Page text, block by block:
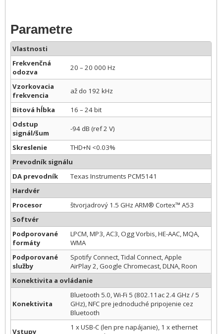
Parametre
Vlastnosti
Frekvenčná
odozva
20 – 20 000 Hz
Vzorkovacia
frekvencia
až do 192 kHz
Bitová hĺbka
16 – 24 bit
Odstup
signál/šum
-94 dB (ref 2 V)
Skreslenie
THD+N <0.03%
Prevodník signálu
DA prevodník
Texas Instruments PCM5141
Hardvér
Procesor
štvorjadrový 1.5 GHz ARM® Cortex™ A53
Softvér
Podporované
formáty
LPCM, MP3, AC3, Ogg Vorbis, HE-AAC, MQA,
WMA
Podporované
služby
Spotify Connect, Tidal Connect, Apple
AirPlay 2, Google Chromecast, DLNA, Roon
Konektivita a ovládanie
Konektivita
Bluetooth 5.0, Wi-Fi 5 (802.11ac 2.4 GHz / 5
GHz), NFC pre jednoduché pripojenie cez
Bluetooth
Vstupy
1 x USB-C (len pre napájanie), 1 x ethernet